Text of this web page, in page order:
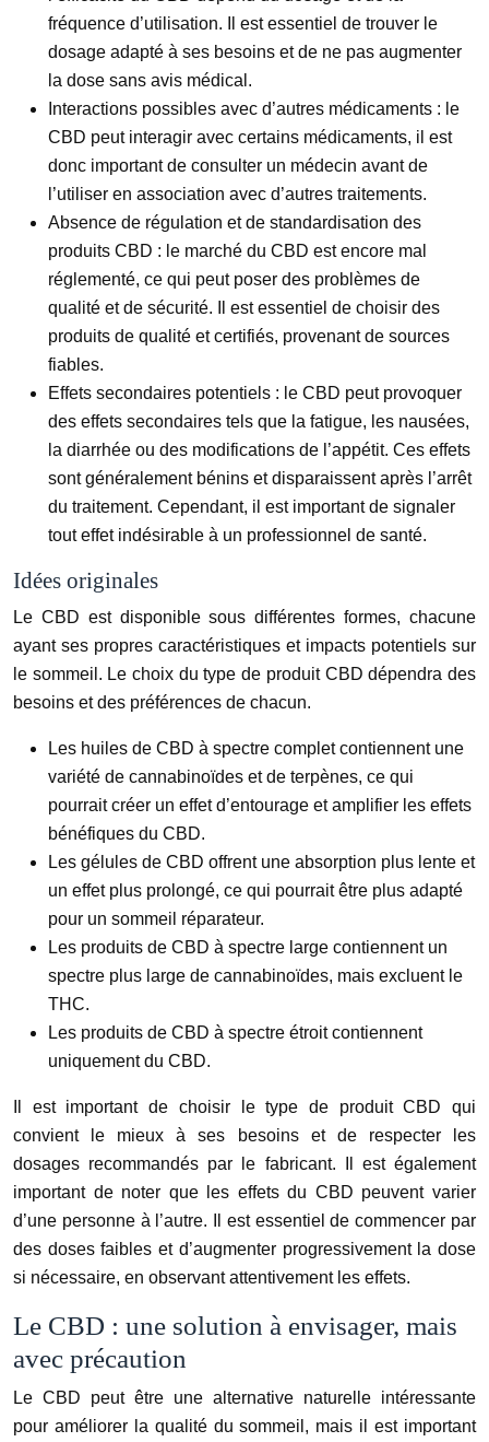
fréquence d’utilisation. Il est essentiel de trouver le
dosage adapté à ses besoins et de ne pas augmenter
la dose sans avis médical.
Interactions possibles avec d’autres médicaments : le
CBD peut interagir avec certains médicaments, il est
donc important de consulter un médecin avant de
l’utiliser en association avec d’autres traitements.
Absence de régulation et de standardisation des
produits CBD : le marché du CBD est encore mal
réglementé, ce qui peut poser des problèmes de
qualité et de sécurité. Il est essentiel de choisir des
produits de qualité et certifiés, provenant de sources
fiables.
Effets secondaires potentiels : le CBD peut provoquer
des effets secondaires tels que la fatigue, les nausées,
la diarrhée ou des modifications de l’appétit. Ces effets
sont généralement bénins et disparaissent après l’arrêt
du traitement. Cependant, il est important de signaler
tout effet indésirable à un professionnel de santé.
Idées originales
Le CBD est disponible sous différentes formes, chacune
ayant ses propres caractéristiques et impacts potentiels sur
le sommeil. Le choix du type de produit CBD dépendra des
besoins et des préférences de chacun.
Les huiles de CBD à spectre complet contiennent une
variété de cannabinoïdes et de terpènes, ce qui
pourrait créer un effet d’entourage et amplifier les effets
bénéfiques du CBD.
Les gélules de CBD offrent une absorption plus lente et
un effet plus prolongé, ce qui pourrait être plus adapté
pour un sommeil réparateur.
Les produits de CBD à spectre large contiennent un
spectre plus large de cannabinoïdes, mais excluent le
THC.
Les produits de CBD à spectre étroit contiennent
uniquement du CBD.
Il est important de choisir le type de produit CBD qui
convient le mieux à ses besoins et de respecter les
dosages recommandés par le fabricant. Il est également
important de noter que les effets du CBD peuvent varier
d’une personne à l’autre. Il est essentiel de commencer par
des doses faibles et d’augmenter progressivement la dose
si nécessaire, en observant attentivement les effets.
Le CBD : une solution à envisager, mais
avec précaution
Le CBD peut être une alternative naturelle intéressante
pour améliorer la qualité du sommeil, mais il est important